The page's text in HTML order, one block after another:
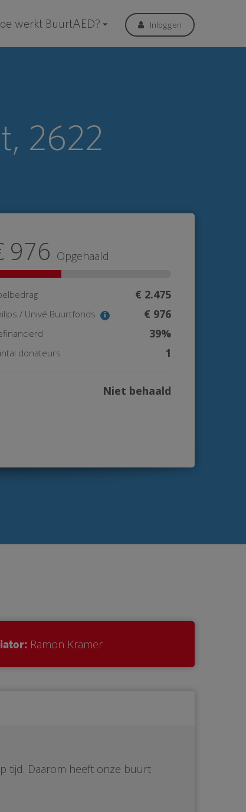
werkt BuurtAED? Inloggen
2622
976 Opgehaald
€ 2.475
/ Univé Buurtfonds € 976
39%
donateurs 1
Niet behaald
Ramon Kramer
tijd. Daarom heeft onze buurt